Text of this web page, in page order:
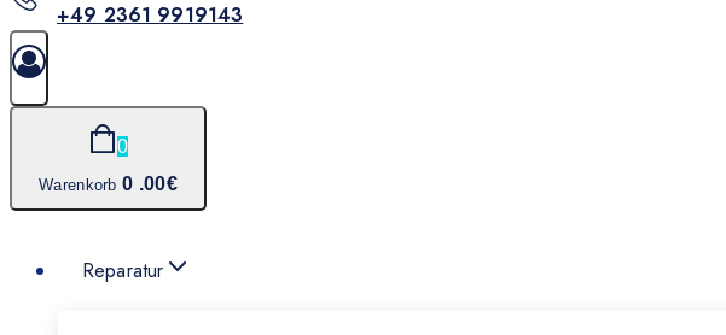
+49 2361 9919143
0
Warenkorb 0 .00€
Reparatur